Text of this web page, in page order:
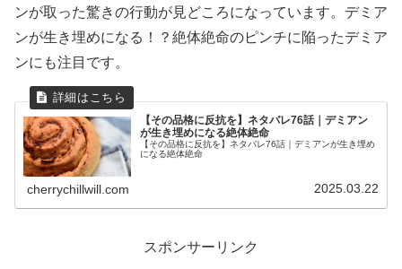
ンが取った驚きの行動が見どころになっています。デミア
ンが生き埋めになる！？絶体絶命のピンチに陥ったデミア
ンにも注目です。
【その品格に反抗を】ネタバレ76話｜デミアン
が生き埋めになる絶体絶命
【その品格に反抗を】ネタバレ76話｜デミアンが生き埋め
になる絶体絶命
cherrychillwill.com 2025.03.22
スポンサーリンク